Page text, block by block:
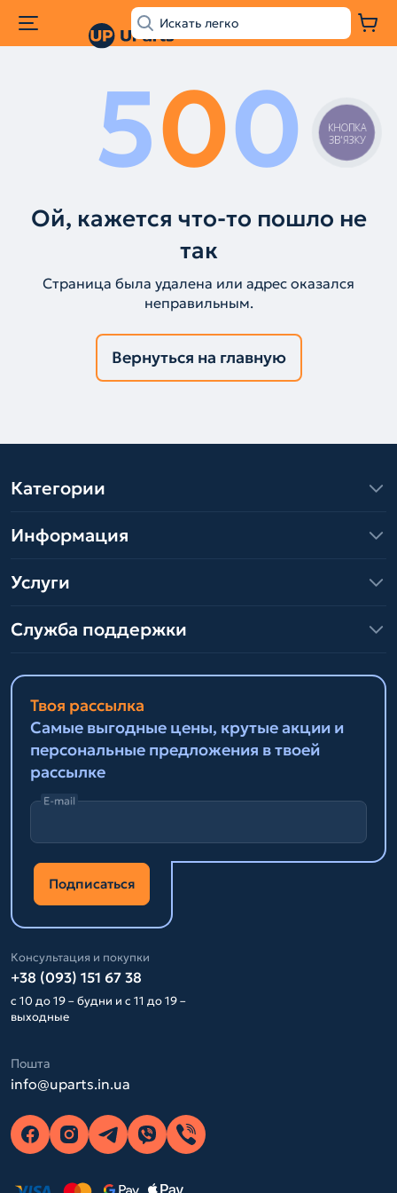
500
Ой, кажется что-то пошло не
так
Страница была удалена или адрес оказался
неправильным.
Вернуться на главную
Категории
Информация
Услуги
Служба поддержки
Твоя рассылка
Самые выгодные цены, крутые акции и
персональные предложения в твоей
рассылке
E-mail
Подписаться
Консультация и покупки
+38 (093) 151 67 38
с 10 до 19 – будни и с 11 до 19 –
выходные
Пошта
info@uparts.in.ua
КНОПКА
ЗВ'ЯЗКУ